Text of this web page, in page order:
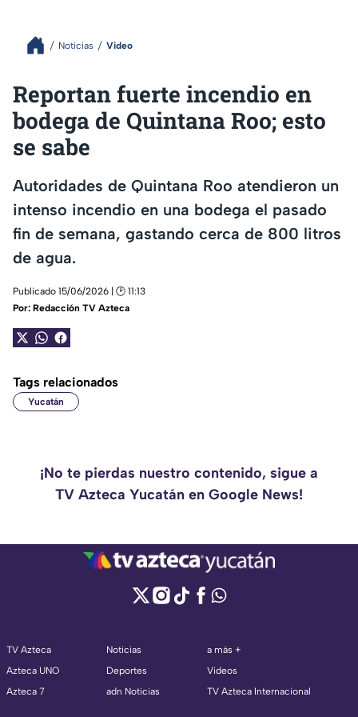
Noticias Video
Reportan fuerte incendio en
bodega de Quintana Roo; esto
se sabe
Autoridades de Quintana Roo atendieron un
intenso incendio en una bodega el pasado
fin de semana, gastando cerca de 800 litros
de agua.
Publicado 15/06/2026 | 🕑 11:13
Por: Redacción TV Azteca
Tags relacionados
Yucatán
¡No te pierdas nuestro contenido, sigue a
TV Azteca Yucatán en Google News!
TV Azteca
Azteca UNO
Azteca 7
Noticias
Deportes
adn Noticias
a más +
Videos
TV Azteca Internacional